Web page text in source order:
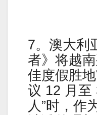
7。澳大利
者》将越
佳度假胜
议 12 月至
人”时，作